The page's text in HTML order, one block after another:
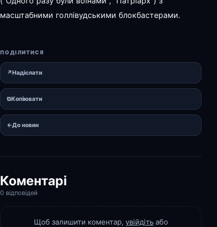
масштабними голлівудськими блокбастерами.
ПОДІЛИТИСЯ
↗Надіслати
⧉Копіювати
←До новин
Коментарі
0 відповідей
Щоб залишити коментар, увійдітьабо